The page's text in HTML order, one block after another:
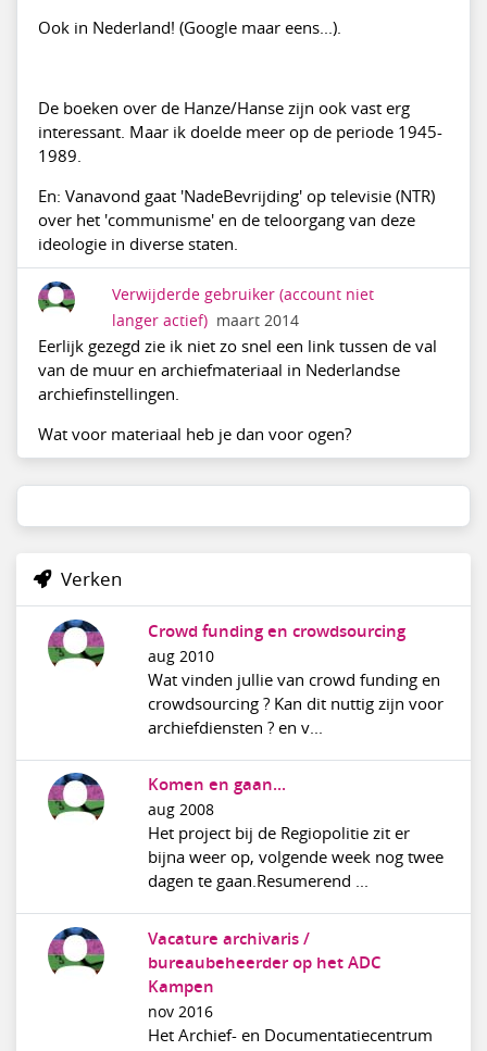
Ook in Nederland! (Google maar eens...).
De boeken over de Hanze/Hanse zijn ook vast erg
interessant. Maar ik doelde meer op de periode 1945-
1989.
En: Vanavond gaat 'NadeBevrijding' op televisie (NTR)
over het 'communisme' en de teloorgang van deze
ideologie in diverse staten.
Verwijderde gebruiker (account niet
langer actief) maart 2014
Eerlijk gezegd zie ik niet zo snel een link tussen de val
van de muur en archiefmateriaal in Nederlandse
archiefinstellingen.
Wat voor materiaal heb je dan voor ogen?
Verken
Crowd funding en crowdsourcing
aug 2010
Wat vinden jullie van crowd funding en
crowdsourcing ? Kan dit nuttig zijn voor
archiefdiensten ? en v...
Komen en gaan...
aug 2008
Het project bij de Regiopolitie zit er
bijna weer op, volgende week nog twee
dagen te gaan.Resumerend ...
Vacature archivaris /
bureaubeheerder op het ADC
Kampen
nov 2016
Het Archief- en Documentatiecentrum